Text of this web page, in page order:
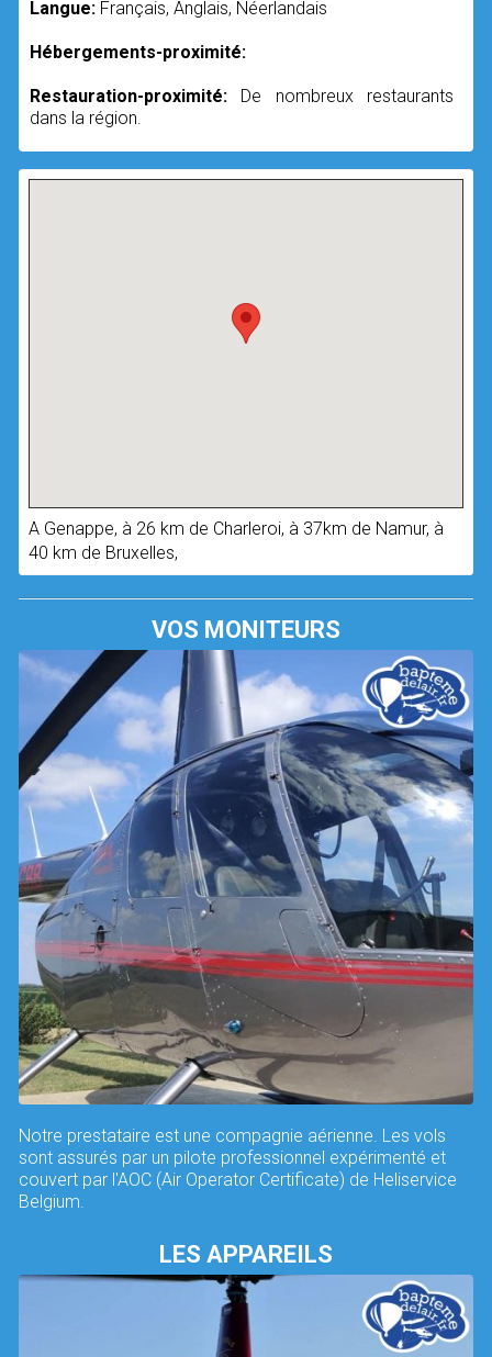
Langue: Français, Anglais, Néerlandais
Hébergements-proximité:
Restauration-proximité: De nombreux restaurants
dans la région.
A Genappe, à 26 km de Charleroi, à 37km de Namur, à
40 km de Bruxelles,
VOS MONITEURS
Notre prestataire est une compagnie aérienne. Les vols
sont assurés par un pilote professionnel expérimenté et
couvert par l'AOC (Air Operator Certificate) de Heliservice
Belgium.
LES APPAREILS